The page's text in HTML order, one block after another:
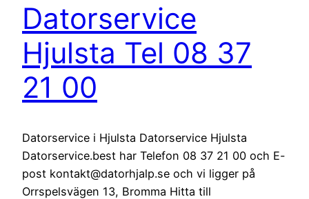
Datorservice
Hjulsta Tel 08 37
21 00
Datorservice i Hjulsta Datorservice Hjulsta
Datorservice.best har Telefon 08 37 21 00 och E-
post kontakt@datorhjalp.se och vi ligger på
Orrspelsvägen 13, Bromma Hitta till